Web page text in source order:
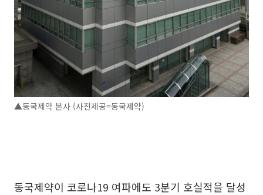
▲동국제약 본사 (사진제공=동국제약)
동국제약이 코로나19 여파에도 3분기 호실적을 달성